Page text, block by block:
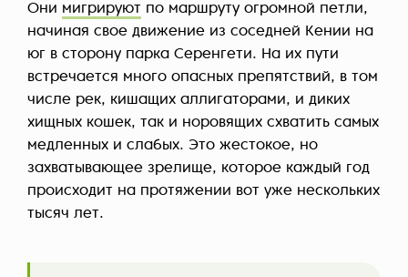
Они мигрируют по маршруту огромной петли,
начиная свое движение из соседней Кении на
юг в сторону парка Серенгети. На их пути
встречается много опасных препятствий, в том
числе рек, кишащих аллигаторами, и диких
хищных кошек, так и норовящих схватить самых
медленных и слабых. Это жестокое, но
захватывающее зрелище, которое каждый год
происходит на протяжении вот уже нескольких
тысяч лет.